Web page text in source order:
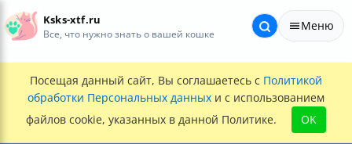
Ksks-xtf.ru
Все, что нужно знать о вашей кошке
Меню
Посещая данный сайт, Вы соглашаетесь с Политикой
обработки Персональных данных и с использованием
файлов cookie, указанных в данной Политике.
OK